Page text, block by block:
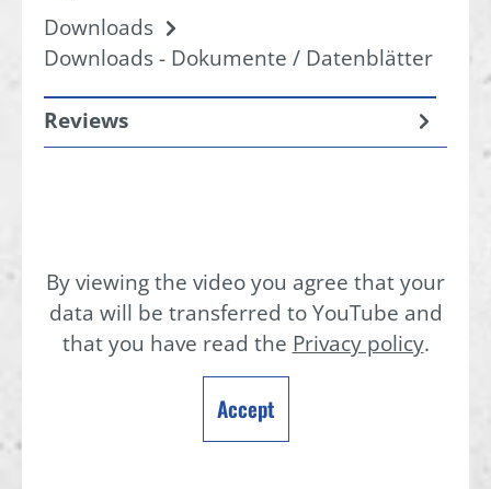
Downloads
Downloads - Dokumente / Datenblätter
Reviews
By viewing the video you agree that your
data will be transferred to YouTube and
that you have read the Privacy policy.
Accept